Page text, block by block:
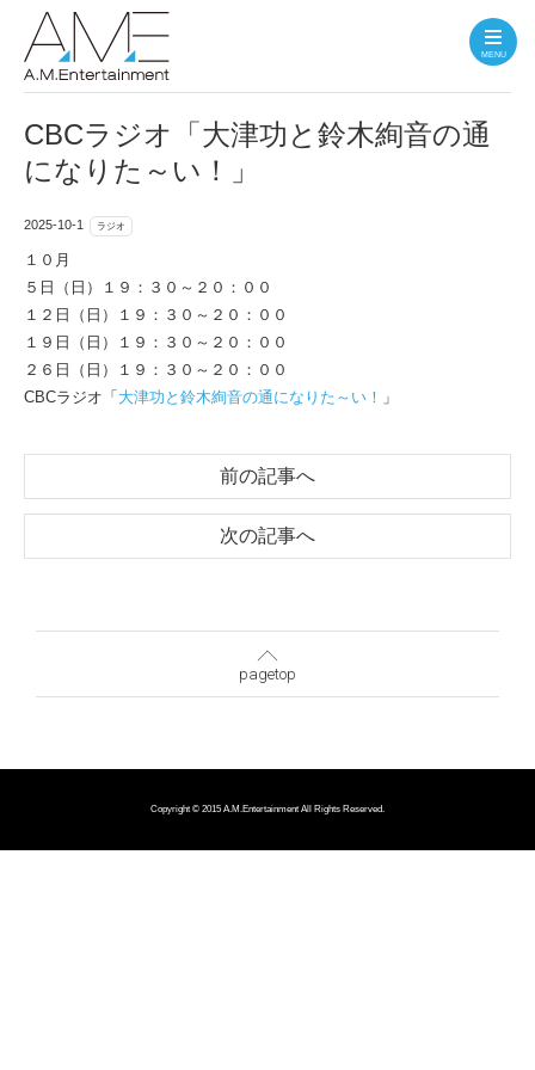
MENU
CBCラジオ「大津功と鈴木絢音の通
になりた～い！」
2025-10-1 ラジオ
１０月
５日（日）１９：３０～２０：００
１２日（日）１９：３０～２０：００
１９日（日）１９：３０～２０：００
２６日（日）１９：３０～２０：００
CBCラジオ「 大津功と鈴木絢音の通になりた～い！ 」
前の記事へ
次の記事へ
pagetop
Copyright © 2015 A.M.Entertainment All Rights Reserved.